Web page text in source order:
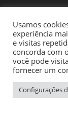
Usamos
experiência
e visitas
concorda com
você pode
fornecer um
Configurações